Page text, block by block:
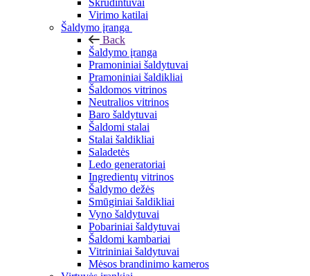
Skrudintuvai
Virimo katilai
Šaldymo įranga
Back
Šaldymo įranga
Pramoniniai šaldytuvai
Pramoniniai šaldikliai
Šaldomos vitrinos
Neutralios vitrinos
Baro šaldytuvai
Šaldomi stalai
Stalai šaldikliai
Saladetės
Ledo generatoriai
Ingredientų vitrinos
Šaldymo dežės
Smūginiai šaldikliai
Vyno šaldytuvai
Pobariniai šaldytuvai
Šaldomi kambariai
Vitrininiai šaldytuvai
Mėsos brandinimo kameros